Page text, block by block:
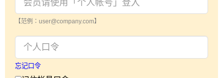
【范例：user@company.com】
忘记口令